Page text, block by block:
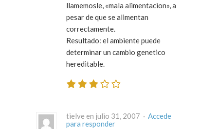
llamemosle, «mala alimentacion», a
pesar de que se alimentan
correctamente.
Resultado: el ambiente puede
determinar un cambio genetico
hereditable.
tielve en julio 31, 2007 · Accede
para responder